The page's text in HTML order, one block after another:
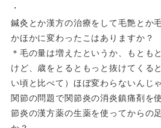
・
鍼灸とか漢方の治療をして毛艶とか
かほかに変わったこはありますか？
＊毛の量は増えたというか、もとも
けど、歳をとるともっと抜けてくる
い頃と比べて）ほぼ変わらないんじ
関節の問題で関節炎の消炎鎮痛剤を
節炎の漢方薬の生薬を使ってからの